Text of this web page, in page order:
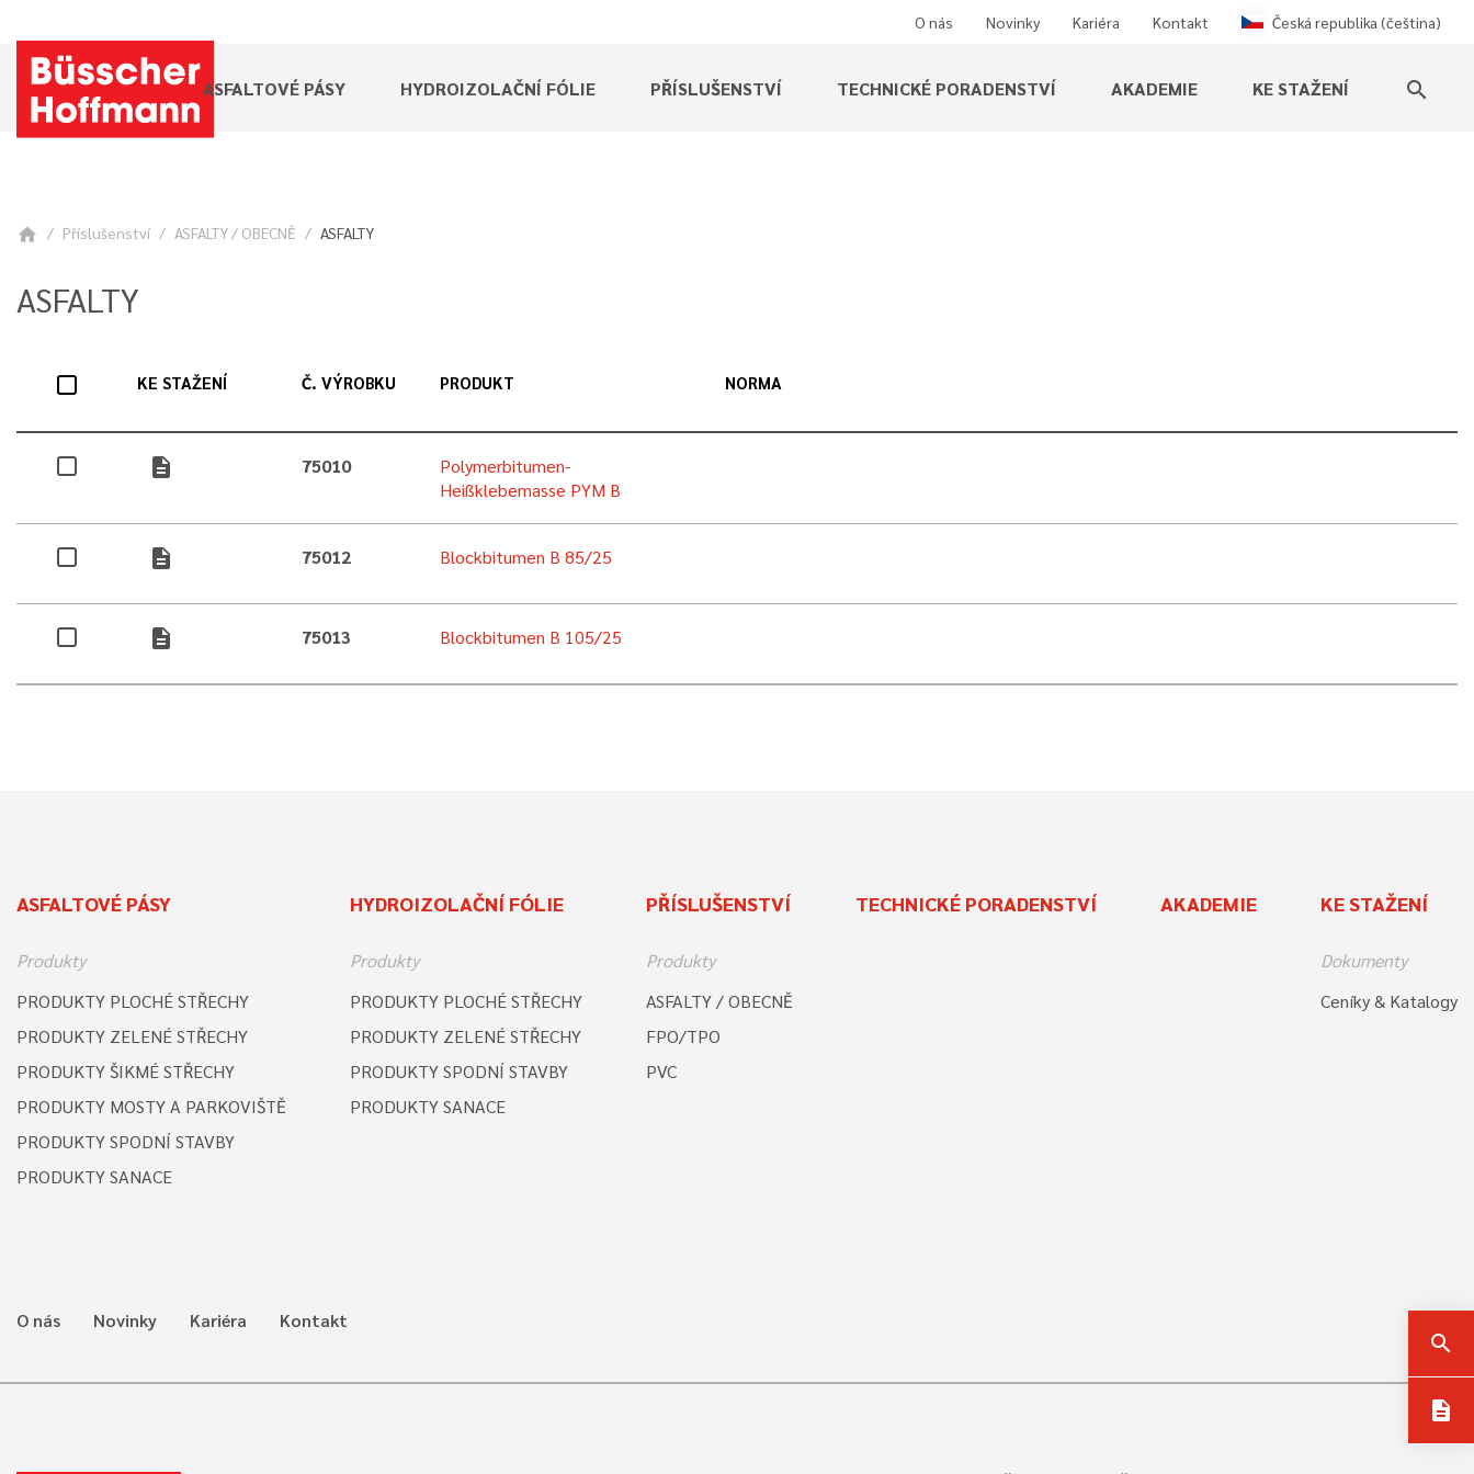
O nás Novinky Kariéra Kontakt Česká republika (čeština)
ASFALTOVÉ PÁSY HYDROIZOLAČNÍ FÓLIE PŘÍSLUŠENSTVÍ TECHNICKÉ PORADENSTVÍ AKADEMIE KE STAŽENÍ search
home Příslušenství ASFALTY / OBECNĚ ASFALTY
ASFALTY
search
description
KE STAŽENÍ Č. VÝROBKU PRODUKT NORMA
description 75010
Polymerbitumen-
Heißklebemasse PYM B
description 75012 Blockbitumen B 85/25
description 75013 Blockbitumen B 105/25
ASFALTOVÉ PÁSY
Produkty
PRODUKTY PLOCHÉ STŘECHY
PRODUKTY ZELENÉ STŘECHY
PRODUKTY ŠIKMÉ STŘECHY
PRODUKTY MOSTY A PARKOVIŠTĚ
PRODUKTY SPODNÍ STAVBY
PRODUKTY SANACE
HYDROIZOLAČNÍ FÓLIE
Produkty
PRODUKTY PLOCHÉ STŘECHY
PRODUKTY ZELENÉ STŘECHY
PRODUKTY SPODNÍ STAVBY
PRODUKTY SANACE
PŘÍSLUŠENSTVÍ
Produkty
ASFALTY / OBECNĚ
FPO/TPO
PVC
TECHNICKÉ PORADENSTVÍ AKADEMIE KE STAŽENÍ
Dokumenty
Ceníky & Katalogy
O nás Novinky Kariéra Kontakt